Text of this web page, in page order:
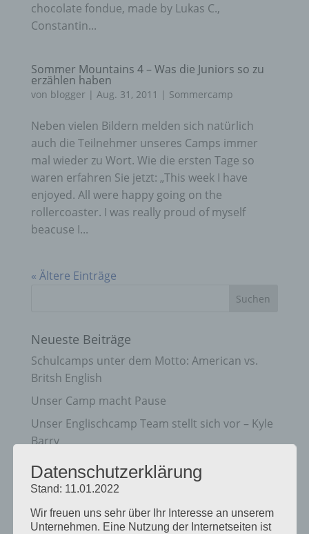
chocolate fondue, made by Lukas C.,
Constantin...
Sommer Mountains 4 – Was die Juniors so zu
erzählen haben
von blogger | Aug. 31, 2011 | Sommercamp
Neben vielen Bildern melden sich natürlich
auch die Teilnehmer unseres Camps immer
mal wieder zu Wort. Wie die ersten Tage so
waren erfahren Sie jetzt: „This week I have
enjoyed. All were happy going on the
rollercoaster. I was really proud of myself
beacuse I...
« Ältere Einträge
Neueste Beiträge
Schulcamps unter dem Motto: American vs.
Britsh English
Unser Camp macht Pause
Unser Englischcamp Team stellt sich vor – Kyle
Barry
Herbstcamp im Indian Summer
Unser Rivers and Lakes Camp
Neueste Kommentare
Datenschutzerklärung
Stand: 11.01.2022
Wir freuen uns sehr über Ihr Interesse an unserem
Unternehmen. Eine Nutzung der Internetseiten ist